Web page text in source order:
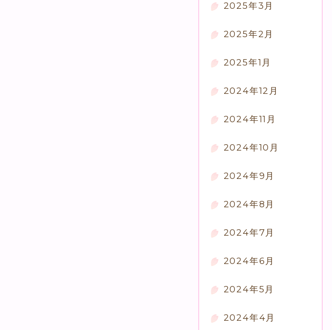
2025年3月
2025年2月
2025年1月
2024年12月
2024年11月
2024年10月
2024年9月
2024年8月
2024年7月
2024年6月
2024年5月
2024年4月